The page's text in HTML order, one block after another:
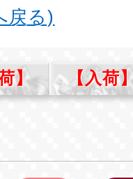
戻る)
】 【入荷